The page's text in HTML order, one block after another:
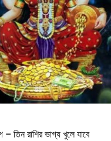
– তিন রাশির ভাগ্য খুলে যাবে